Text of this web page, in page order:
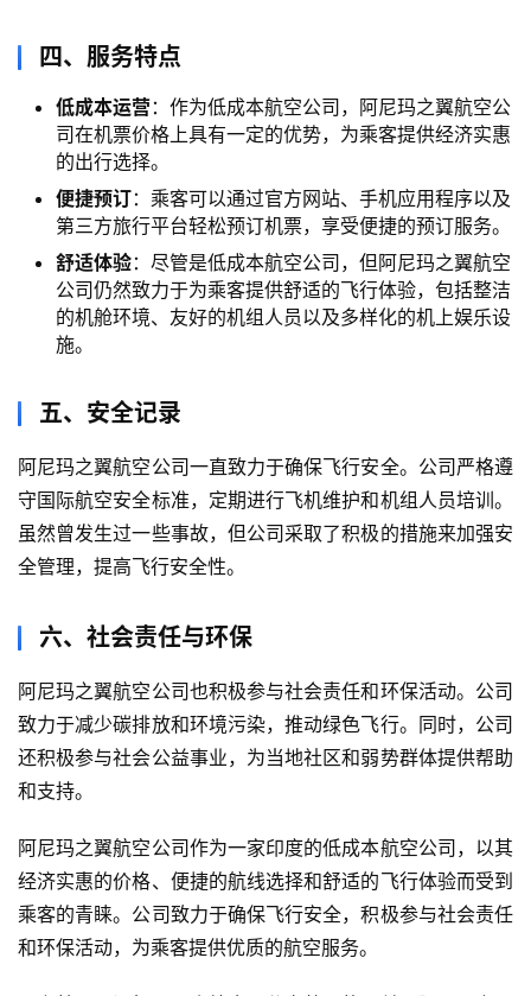
四、服务特点
低成本运营：作为低成本航空公司，阿尼玛之翼航空公
司在机票价格上具有一定的优势，为乘客提供经济实惠
的出行选择。
便捷预订：乘客可以通过官方网站、手机应用程序以及
第三方旅行平台轻松预订机票，享受便捷的预订服务。
舒适体验：尽管是低成本航空公司，但阿尼玛之翼航空
公司仍然致力于为乘客提供舒适的飞行体验，包括整洁
的机舱环境、友好的机组人员以及多样化的机上娱乐设
施。
五、安全记录
阿尼玛之翼航空公司一直致力于确保飞行安全。公司严格遵
守国际航空安全标准，定期进行飞机维护和机组人员培训。
虽然曾发生过一些事故，但公司采取了积极的措施来加强安
全管理，提高飞行安全性。
六、社会责任与环保
阿尼玛之翼航空公司也积极参与社会责任和环保活动。公司
致力于减少碳排放和环境污染，推动绿色飞行。同时，公司
还积极参与社会公益事业，为当地社区和弱势群体提供帮助
和支持。
阿尼玛之翼航空公司作为一家印度的低成本航空公司，以其
经济实惠的价格、便捷的航线选择和舒适的飞行体验而受到
乘客的青睐。公司致力于确保飞行安全，积极参与社会责任
和环保活动，为乘客提供优质的航空服务。